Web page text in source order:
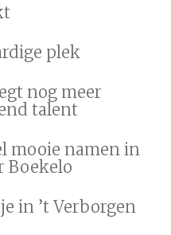
plek
nog meer
talent
mooie namen in
Boekelo
in ’t Verborgen